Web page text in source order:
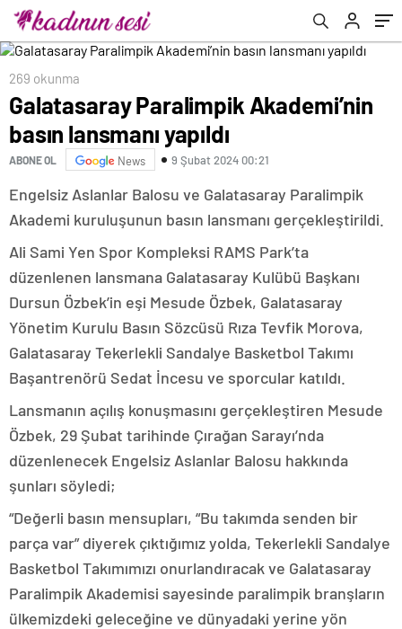
269 okunma
Galatasaray Paralimpik Akademi’nin
basın lansmanı yapıldı
ABONE OL News 9 Şubat 2024 00:21
Engelsiz Aslanlar Balosu ve Galatasaray Paralimpik
Akademi kuruluşunun basın lansmanı gerçekleştirildi.
Ali Sami Yen Spor Kompleksi RAMS Park’ta
düzenlenen lansmana Galatasaray Kulübü Başkanı
Dursun Özbek’in eşi Mesude Özbek, Galatasaray
Yönetim Kurulu Basın Sözcüsü Rıza Tevfik Morova,
Galatasaray Tekerlekli Sandalye Basketbol Takımı
Başantrenörü Sedat İncesu ve sporcular katıldı.
Lansmanın açılış konuşmasını gerçekleştiren Mesude
Özbek, 29 Şubat tarihinde Çırağan Sarayı’nda
düzenlenecek Engelsiz Aslanlar Balosu hakkında
şunları söyledi;
“Değerli basın mensupları, “Bu takımda senden bir
parça var” diyerek çıktığımız yolda, Tekerlekli Sandalye
Basketbol Takımımızı onurlandıracak ve Galatasaray
Paralimpik Akademisi sayesinde paralimpik branşların
ülkemizdeki geleceğine ve dünyadaki yerine yön
sözleşme detayları